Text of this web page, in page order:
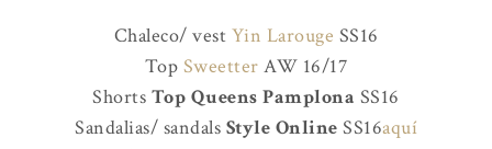
Chaleco/ vest Yin Larouge SS16
Top Sweetter AW 16/17
Shorts Top Queens Pamplona SS16
Sandalias/ sandals Style Online SS16aquí